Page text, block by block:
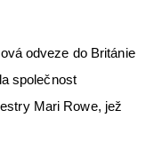
odveze do Británie
společnost
Mari Rowe, jež